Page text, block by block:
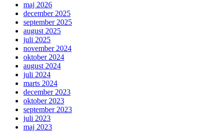
maj 2026
december 2025
september 2025
august 2025
juli 2025
november 2024
oktober 2024
august 2024
juli 2024
marts 2024
december 2023
oktober 2023
september 2023
juli 2023
maj 2023